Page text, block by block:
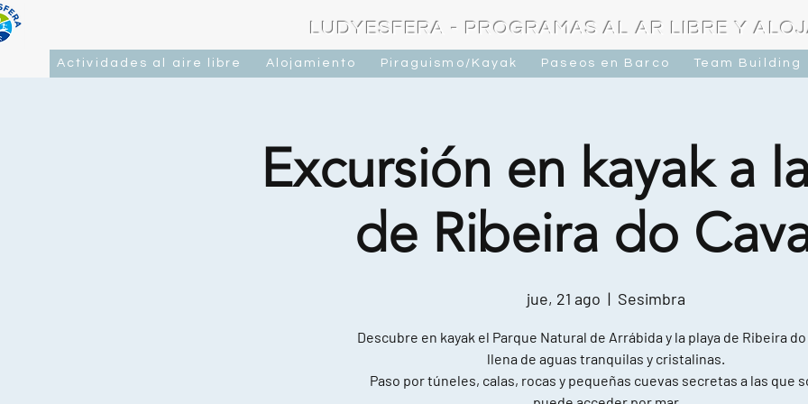
LUDYESFERA - PROGRAMAS AL AR LIBRE Y
Actividades al aire libre Alojamiento Piraguismo/Kayak Paseos en Barco Team Building
Excursión en kayak a
de Ribeira do
jue, 21 ago
  |
Sesimbra
Descubre en kayak el Parque Natural de Arrábida y la playa de Ribeira do
llena de aguas tranquilas y cristalinas.
Paso por túneles, calas, rocas y pequeñas cuevas secretas a las que